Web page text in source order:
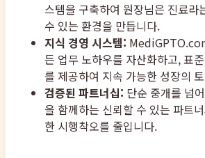
스템을 구축하여 원장님은 진료라
수 있는 환경을 만듭니다.
지식 경영 시스템:
든 업무 노하우를 자산화하고, 표
를 제공하여 지속 가능한 성장의
검증된 파트너십: 단순 중개를 넘
을 함께하는 신뢰할 수 있는 파트
한 시행착오를 줄입니다.